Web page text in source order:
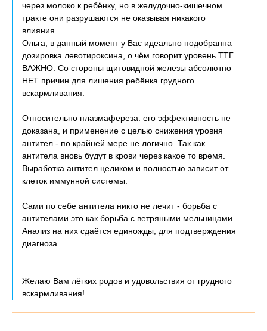
через молоко к ребёнку, но в желудочно-кишечном
тракте они разрушаются не оказывая никакого
влияния.
Ольга, в данный момент у Вас идеально подобранна
дозировка левотироксина, о чём говорит уровень ТТГ.
ВАЖНО: Cо стороны щитовидной железы абсолютно
НЕТ причин для лишения ребёнка грудного
вскармливания.
Относительно плазмафереза: его эффективность не
доказана, и применение с целью снижения уровня
антител - по крайней мере не логично. Так как
антитела вновь будут в крови через какое то время.
Выработка антител целиком и полностью зависит от
клеток иммунной системы.
Сами по себе антитела никто не лечит - борьба с
антителами это как борьба с ветряными мельницами.
Анализ на них сдаётся единожды, для подтверждения
диагноза.
Желаю Вам лёгких родов и удовольствия от грудного
вскармливания!